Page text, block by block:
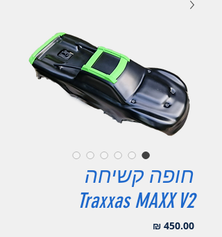
חופה קשיחה
Traxxas MAXX V2